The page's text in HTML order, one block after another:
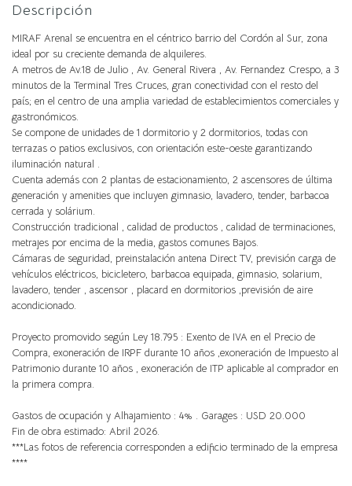
Descripción
MIRAF Arenal se encuentra en el céntrico barrio del Cordón al Sur, zona
ideal por su creciente demanda de alquileres.
A metros de Av.18 de Julio , Av. General Rivera , Av. Fernandez Crespo, a 3
minutos de la Terminal Tres Cruces, gran conectividad con el resto del
país; en el centro de una amplia variedad de establecimientos comerciales y
gastronómicos.
Se compone de unidades de 1 dormitorio y 2 dormitorios, todas con
terrazas o patios exclusivos, con orientación este-oeste garantizando
iluminación natural .
Cuenta además con 2 plantas de estacionamiento, 2 ascensores de última
generación y amenities que incluyen gimnasio, lavadero, tender, barbacoa
cerrada y solárium.
Construcción tradicional , calidad de productos , calidad de terminaciones,
metrajes por encima de la media, gastos comunes Bajos.
Cámaras de seguridad, preinstalación antena Direct TV, previsión carga de
vehículos eléctricos, bicicletero, barbacoa equipada, gimnasio, solarium,
lavadero, tender , ascensor , placard en dormitorios ,previsión de aire
acondicionado.
Proyecto promovido según Ley 18.795 : Exento de IVA en el Precio de
Compra, exoneración de IRPF durante 10 años ,exoneración de Impuesto al
Patrimonio durante 10 años , exoneración de ITP aplicable al comprador en
la primera compra.
Gastos de ocupación y Alhajamiento : 4% . Garages : USD 20.000
Fin de obra estimado: Abril 2026.
***Las fotos de referencia corresponden a edificio terminado de la empresa
****